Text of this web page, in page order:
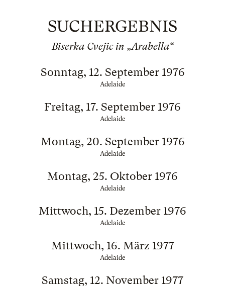
SUCHERGEBNIS
Biserka Cvejic in „Arabella“
Sonntag, 12. September 1976
Adelaide
Freitag, 17. September 1976
Adelaide
Montag, 20. September 1976
Adelaide
Montag, 25. Oktober 1976
Adelaide
Mittwoch, 15. Dezember 1976
Adelaide
Mittwoch, 16. März 1977
Adelaide
Samstag, 12. November 1977